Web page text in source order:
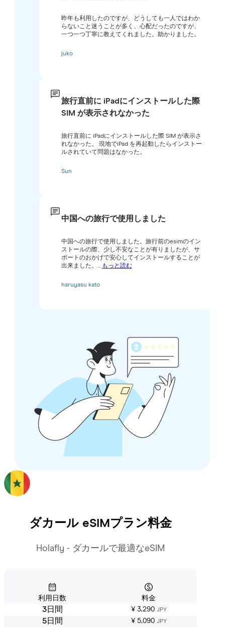
昨年も利用したのですが、どうしても一人ではわか
らないこと迷うことが多く、心配だったのですが、
一つ一つ丁寧に教えてくれました。助かりました。
juko
旅行直前に iPadにインストールした際
SIM が表示されなかった
旅行直前に iPadにインストールした際 SIM が表示さ
れなかった。 現地でiPad を再起動したらインストー
ルされていて問題はなかった。
Sun
中国への旅行で使用しました
中国への旅行で使用しました。旅行前のesimのイン
ストールの際、少し不安なことが有りましたが、サ
ポートのおかげで安心してインストールすることが
出来ました。... もっと読む
haruyasu kato
ダカール eSIMプラン料金
Holafly - ダカールで最適なeSIM
利用日数 料金
3日間 ¥ 3,290 JPY
5日間 ¥ 5,090 JPY